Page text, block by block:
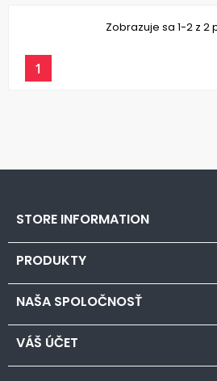
Zobrazuje sa 1-2 z 2
1
STORE INFORMATION
PRODUKTY
NAŠA SPOLOČNOSŤ
VÁŠ ÚČET